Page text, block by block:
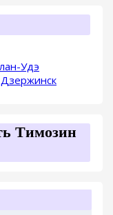
Удэ
Tимозин